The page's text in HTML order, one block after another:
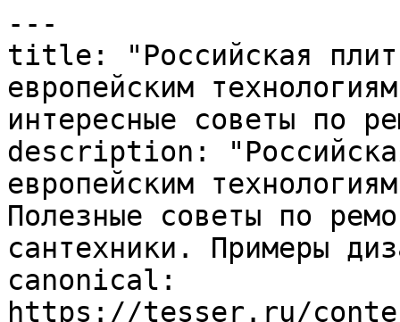
---
title: "Российская
европейским
интересные советы по
description:
европейским
Полезные советы по
сантехники. Примеры
canonical:
https://tesser.ru/